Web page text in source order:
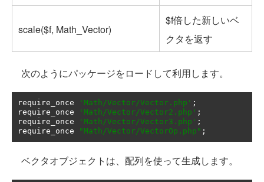
scale($f, Math_Vector)
$f倍した新しいベ
クタを返す
次のようにパッケージをロードして利用します。
require_once 'Math/Vector/Vector.php' ;
require_once
'Math/Vector/Vector2.php' ;
require_once
'Math/Vector/Vector3.php' ;
require_once
"Math/Vector/VectorOp.php" ;
ベクタオブジェクトは、配列を使って生成します。